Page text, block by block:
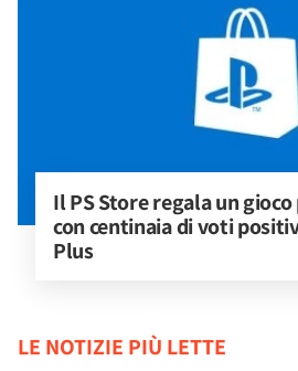
Il PS Store regala un gioco
con centinaia di voti
Plus
LE NOTIZIE PIÙ LETTE